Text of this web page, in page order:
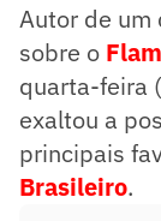
Autor de um
sobre o
quarta-feira
exaltou a
principais
Brasileiro.